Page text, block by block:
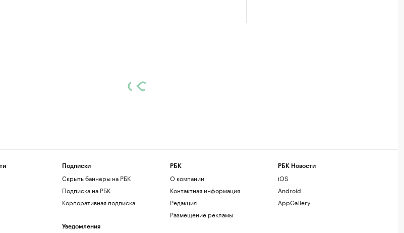
Подписки
Скрыть баннеры на РБК
Подписка на РБК
Корпоративная подписка
Уведомления
РБК
О компании
Контактная информация
Редакция
Размещение рекламы
РБК Новости
iOS
Android
AppGallery